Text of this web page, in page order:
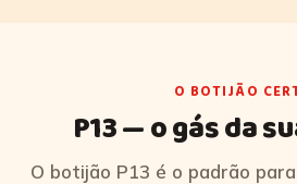
O BOTIJÃO
P13 — o gás da
O botijão P13 é o padrão